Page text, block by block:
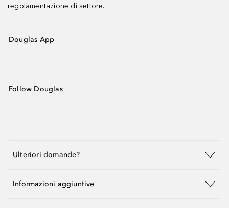
regolamentazione di settore.
Douglas App
Follow Douglas
Ulteriori domande?
Informazioni aggiuntive